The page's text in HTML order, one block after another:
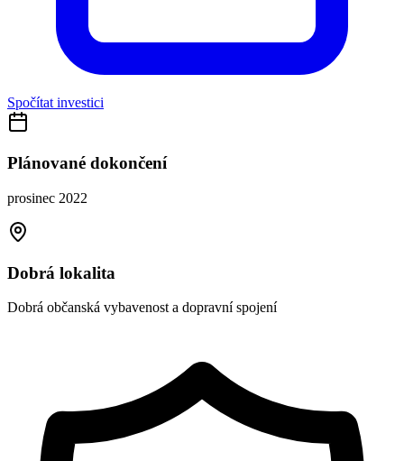
Spočítat investici
Plánované dokončení
prosinec 2022
Dobrá lokalita
Dobrá občanská vybavenost a dopravní spojení